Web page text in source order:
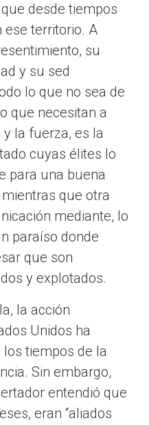
desde tiempos
ese territorio. A
su
y su sed
lo que no sea de
que necesitan a
la fuerza, es la
cuyas élites lo
para una buena
que otra
mediante, lo
paraíso donde
que son
y explotados.
la acción
Unidos ha
tiempos de la
Sin embargo,
entendió que
eran “aliados